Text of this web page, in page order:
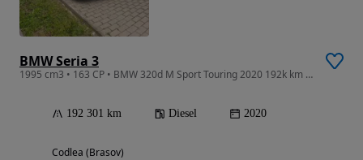
BMW Seria 3
1995 cm3 • 163 CP • BMW 320d M Sport Touring 2020 192k km masina personala Belgia
192 301 km Diesel 2020
Codlea (Brasov)